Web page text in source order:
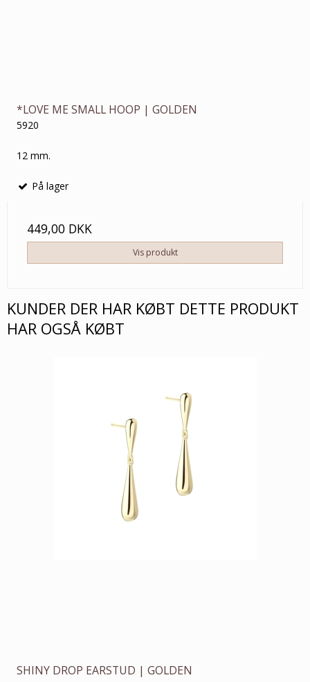
*LOVE ME SMALL HOOP | GOLDEN
5920
12 mm.
På lager
449,00 DKK
Vis produkt
KUNDER DER HAR KØBT DETTE PRODUKT
HAR OGSÅ KØBT
SHINY DROP EARSTUD | GOLDEN